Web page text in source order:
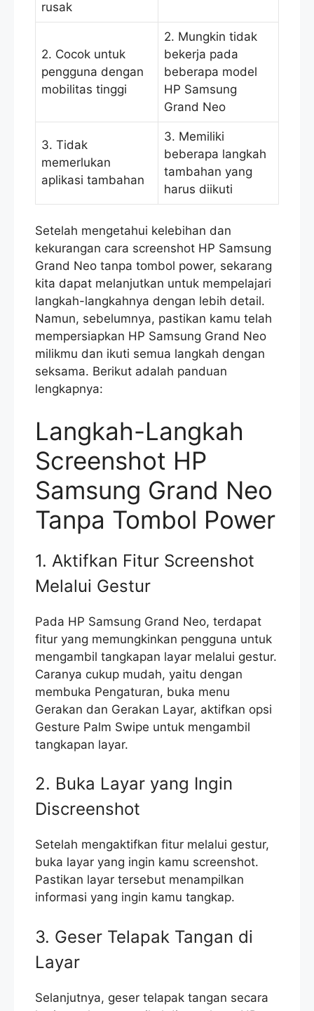
rusak
2. Cocok untuk
pengguna dengan
mobilitas tinggi
2. Mungkin tidak
bekerja pada
beberapa model
HP Samsung
Grand Neo
3. Tidak
memerlukan
aplikasi tambahan
3. Memiliki
beberapa langkah
tambahan yang
harus diikuti
Setelah mengetahui kelebihan dan
kekurangan cara screenshot HP Samsung
Grand Neo tanpa tombol power, sekarang
kita dapat melanjutkan untuk mempelajari
langkah-langkahnya dengan lebih detail.
Namun, sebelumnya, pastikan kamu telah
mempersiapkan HP Samsung Grand Neo
milikmu dan ikuti semua langkah dengan
seksama. Berikut adalah panduan
lengkapnya:
Langkah-Langkah
Screenshot HP
Samsung Grand Neo
Tanpa Tombol Power
1. Aktifkan Fitur Screenshot
Melalui Gestur
Pada HP Samsung Grand Neo, terdapat
fitur yang memungkinkan pengguna untuk
mengambil tangkapan layar melalui gestur.
Caranya cukup mudah, yaitu dengan
membuka Pengaturan, buka menu
Gerakan dan Gerakan Layar, aktifkan opsi
Gesture Palm Swipe untuk mengambil
tangkapan layar.
2. Buka Layar yang Ingin
Discreenshot
Setelah mengaktifkan fitur melalui gestur,
buka layar yang ingin kamu screenshot.
Pastikan layar tersebut menampilkan
informasi yang ingin kamu tangkap.
3. Geser Telapak Tangan di
Layar
Selanjutnya, geser telapak tangan secara